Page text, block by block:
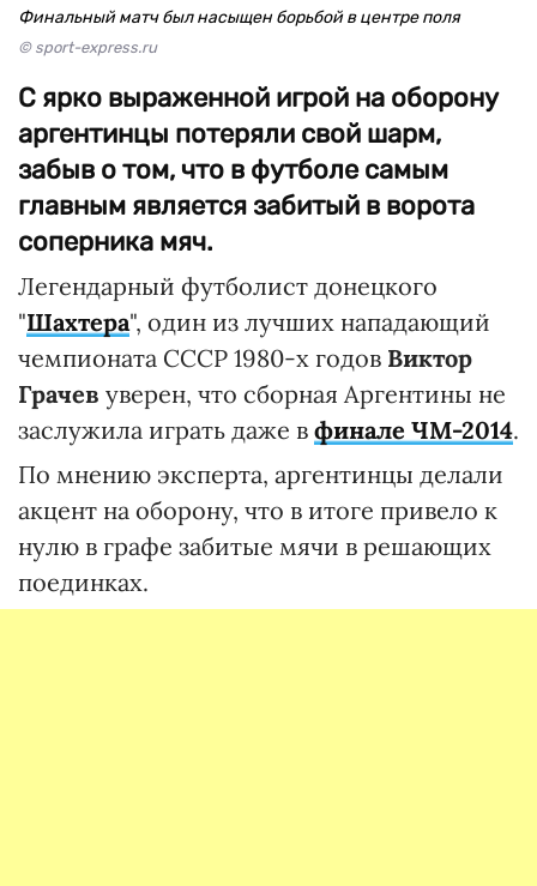
Финальный матч был насыщен борьбой в центре поля
© sport-express.ru
С ярко выраженной игрой на оборону
аргентинцы потеряли свой шарм,
забыв о том, что в футболе самым
главным является забитый в ворота
соперника мяч.
Легендарный футболист донецкого
"Шахтера", один из лучших нападающий
чемпионата СССР 1980-х годов Виктор
Грачев уверен, что сборная Аргентины не
заслужила играть даже в финале ЧМ-2014.
По мнению эксперта, аргентинцы делали
акцент на оборону, что в итоге привело к
нулю в графе забитые мячи в решающих
поединках.